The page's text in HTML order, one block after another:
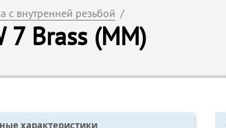
с внутренней резьбой /
7 Brass (ММ)
характеристики